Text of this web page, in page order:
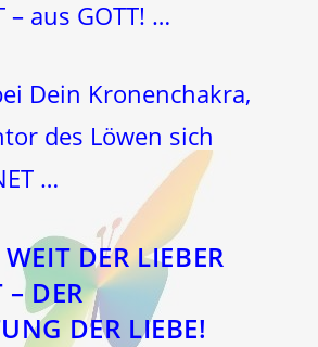
– aus GOTT! …
Dein Kronenchakra,
des Löwen sich
…
DER LIEBER
– DER
DER LIEBE!